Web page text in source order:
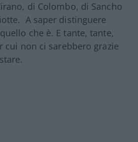
di Colombo, di Sancho
A saper distinguere
che è. E tante, tante,
cui non ci sarebbero grazie